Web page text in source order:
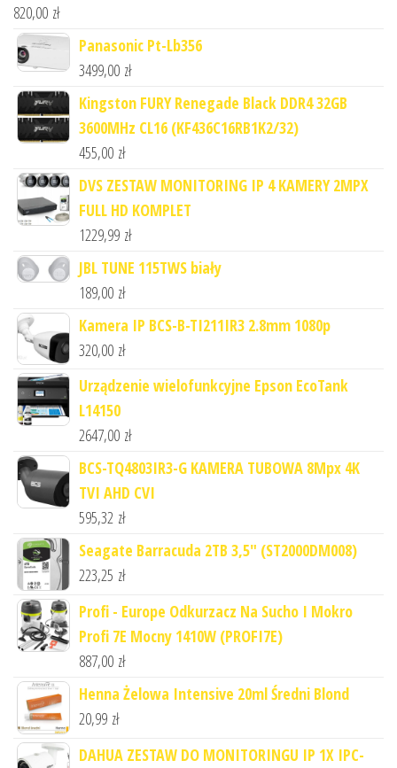
820,00 zł
Panasonic Pt-Lb356
3499,00 zł
Kingston FURY Renegade Black DDR4 32GB
3600MHz CL16 (KF436C16RB1K2/32)
455,00 zł
DVS ZESTAW MONITORING IP 4 KAMERY 2MPX
FULL HD KOMPLET
1229,99 zł
JBL TUNE 115TWS biały
189,00 zł
Kamera IP BCS-B-TI211IR3 2.8mm 1080p
320,00 zł
Urządzenie wielofunkcyjne Epson EcoTank
L14150
2647,00 zł
BCS-TQ4803IR3-G KAMERA TUBOWA 8Mpx 4K
TVI AHD CVI
595,32 zł
Seagate Barracuda 2TB 3,5" (ST2000DM008)
223,25 zł
Profi - Europe Odkurzacz Na Sucho I Mokro
Profi 7E Mocny 1410W (PROFI7E)
887,00 zł
Henna Żelowa Intensive 20ml Średni Blond
20,99 zł
DAHUA ZESTAW DO MONITORINGU IP 1X IPC-